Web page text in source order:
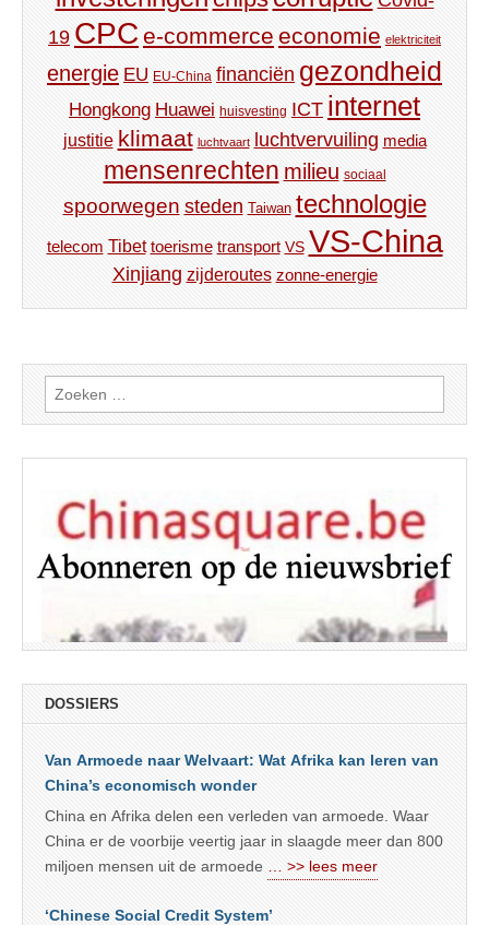
19 CPC e-commerce economie elektriciteit
energie EU EU-China financiën gezondheid
Hongkong Huawei huisvesting ICT internet
justitie klimaat luchtvaart luchtvervuiling media
mensenrechten milieu sociaal
spoorwegen steden Taiwan technologie
telecom Tibet toerisme transport VS VS-China
Xinjiang zijderoutes zonne-energie
Zoeken
naar:
DOSSIERS
Van Armoede naar Welvaart: Wat Afrika kan leren van
China’s economisch wonder
China en Afrika delen een verleden van armoede. Waar
China er de voorbije veertig jaar in slaagde meer dan 800
miljoen mensen uit de armoede
… >> lees meer
‘Chinese Social Credit System’